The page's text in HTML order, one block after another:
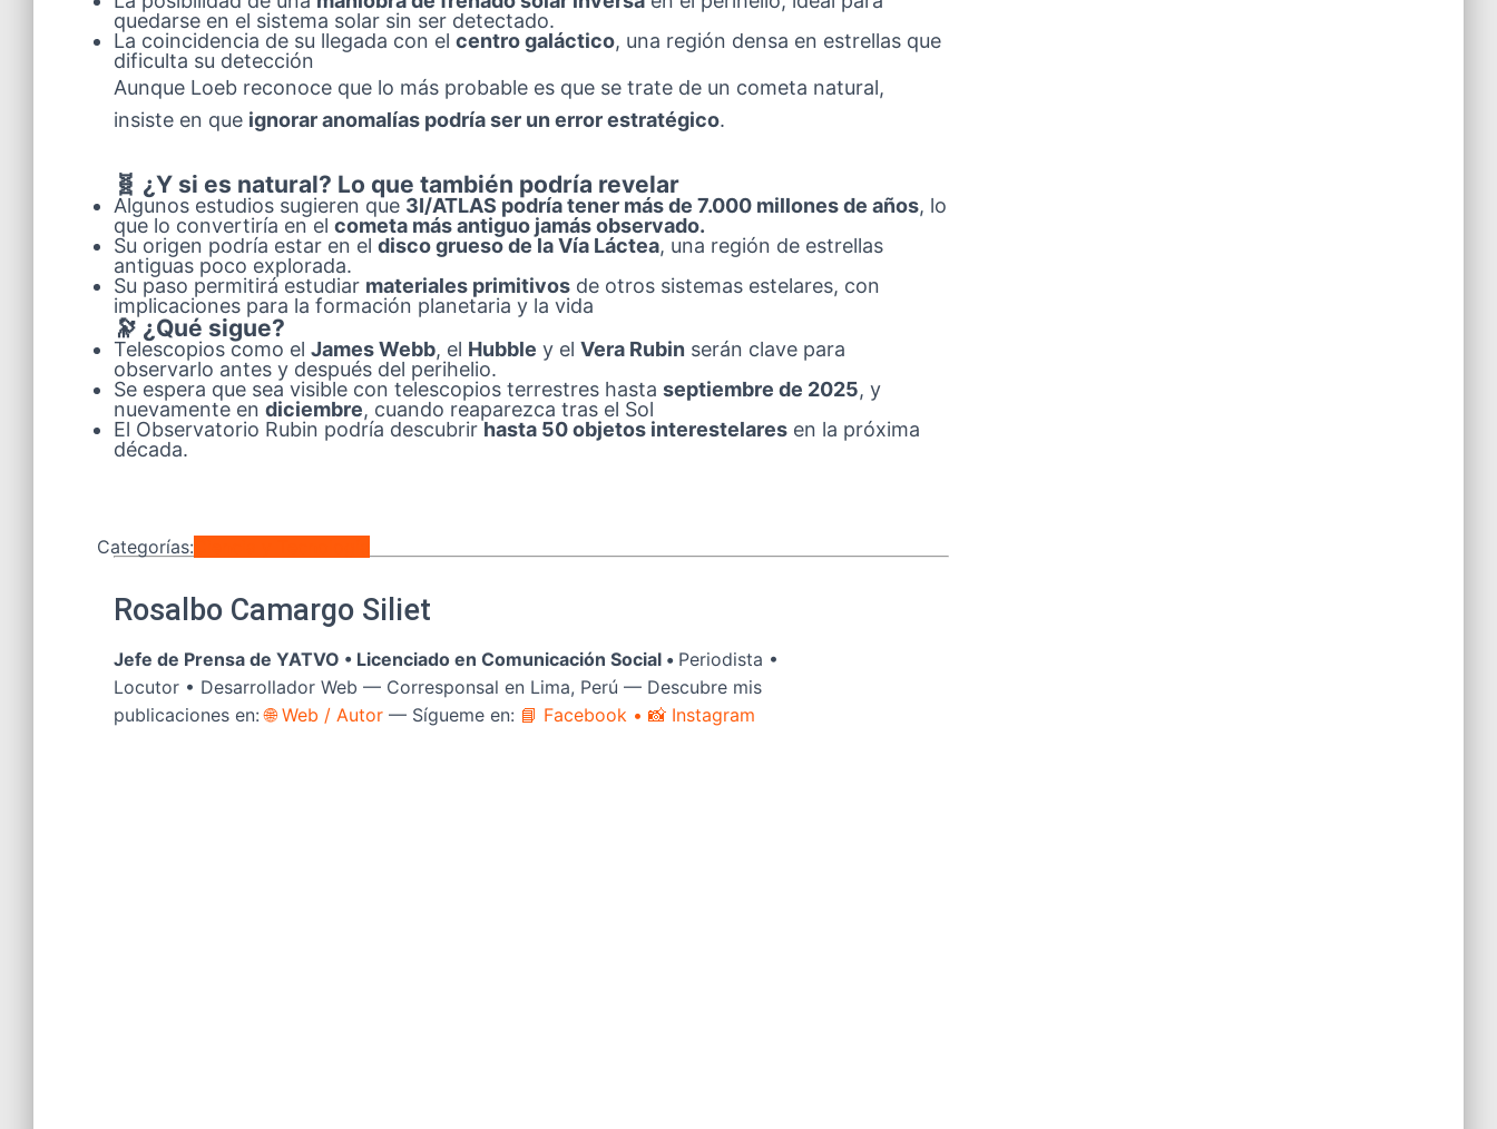
quedarse en el sistema solar sin ser detectado.
La coincidencia de su llegada con el centro galáctico, una región densa en estrellas que
dificulta su detección
Aunque Loeb reconoce que lo más probable es que se trate de un cometa natural,
insiste en que ignorar anomalías podría ser un error estratégico.
🧬 ¿Y si es natural? Lo que también podría revelar
Algunos estudios sugieren que 3I/ATLAS podría tener más de 7.000 millones de años, lo
que lo convertiría en el cometa más antiguo jamás observado.
Su origen podría estar en el disco grueso de la Vía Láctea, una región de estrellas
antiguas poco explorada.
Su paso permitirá estudiar materiales primitivos de otros sistemas estelares, con
implicaciones para la formación planetaria y la vida
🔭 ¿Qué sigue?
Telescopios como el James Webb, el Hubble y el Vera Rubin serán clave para
observarlo antes y después del perihelio.
Se espera que sea visible con telescopios terrestres hasta septiembre de 2025, y
nuevamente en diciembre, cuando reaparezca tras el Sol
El Observatorio Rubin podría descubrir hasta 50 objetos interestelares en la próxima
década.
Categorías:
Rosalbo Camargo Siliet
Jefe de Prensa de YATVO • Licenciado en Comunicación Social • Periodista •
Locutor • Desarrollador Web — Corresponsal en Lima, Perú — Descubre mis
publicaciones en:🌐 Web / Autor — Sígueme en: 📘 Facebook • 📸 Instagram